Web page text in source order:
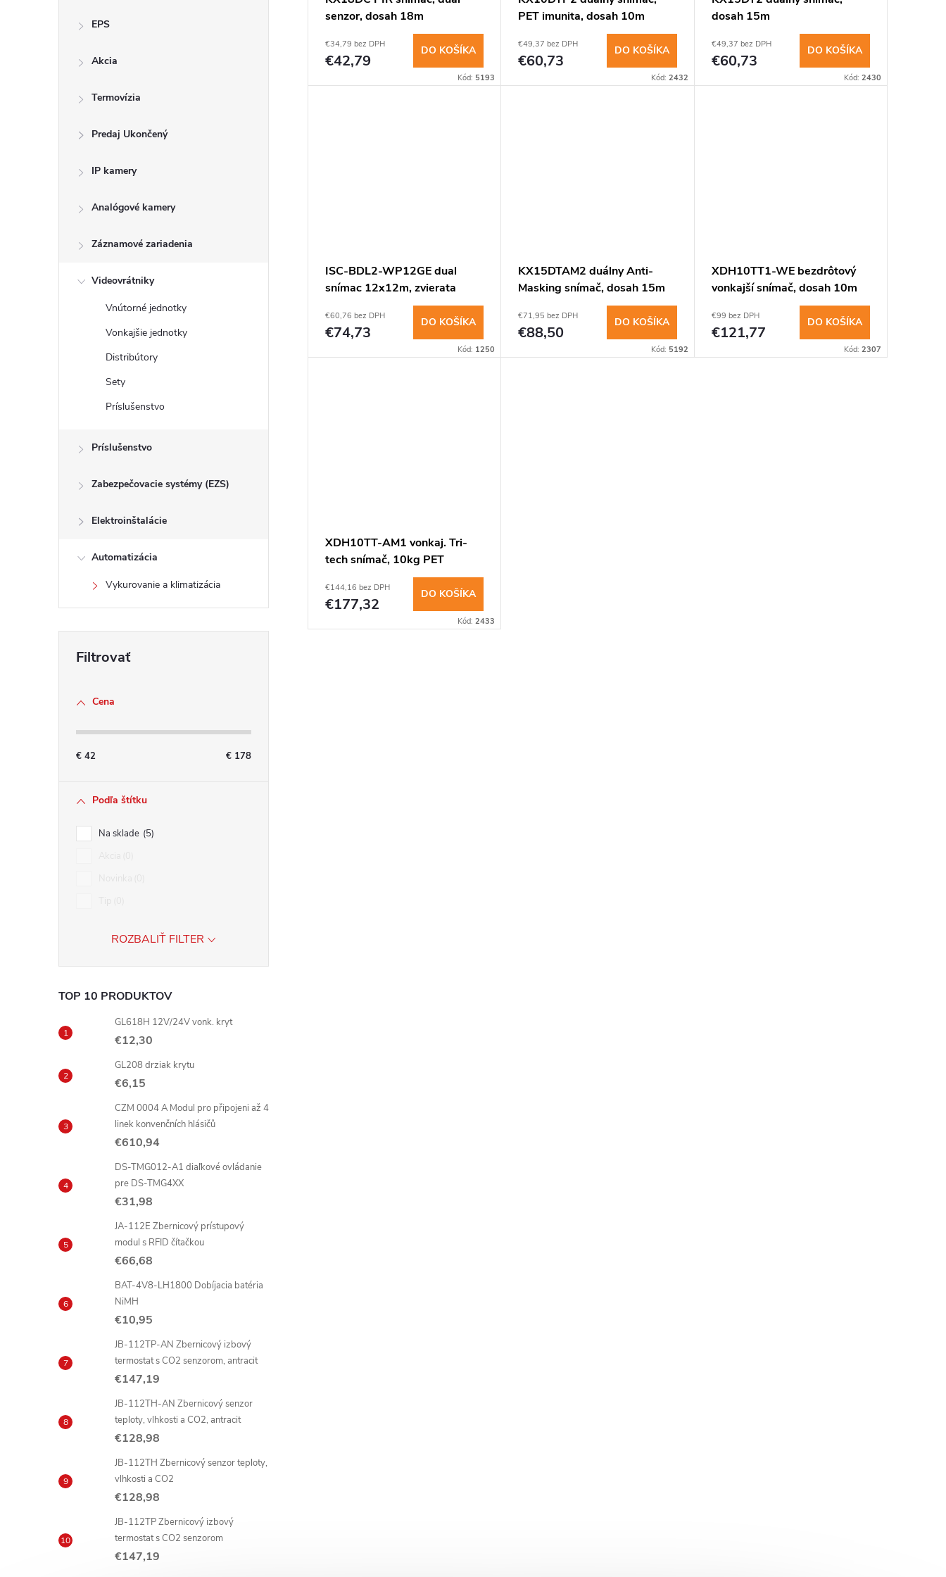
EPS
Akcia
Termovízia
Predaj Ukončený
IP kamery
Analógové kamery
Záznamové zariadenia
Videovrátniky
Vnútorné jednotky
Vonkajšie jednotky
Distribútory
Sety
Príslušenstvo
Príslušenstvo
Zabezpečovacie systémy (EZS)
Elektroinštalácie
Automatizácia
Vykurovanie a klimatizácia
Cena
€ 42 € 178
Podľa štítku
Na sklade 5
ROZBALIŤ FILTER
TOP 10 PRODUKTOV
GL618H 12V/24V vonk. kryt
€12,30
GL208 drziak krytu
€6,15
CZM 0004 A Modul pro připojeni až 4
linek konvenčních hlásičů
€610,94
DS-TMG012-A1 diaľkové ovládanie
pre DS-TMG4XX
€31,98
JA-112E Zbernicový prístupový
modul s RFID čítačkou
€66,68
BAT-4V8-LH1800 Dobíjacia batéria
NiMH
€10,95
JB-112TP-AN Zbernicový izbový
termostat s CO2 senzorom, antracit
€147,19
JB-112TH-AN Zbernicový senzor
teploty, vlhkosti a CO2, antracit
€128,98
JB-112TH Zbernicový senzor teploty,
vlhkosti a CO2
€128,98
JB-112TP Zbernicový izbový
termostat s CO2 senzorom
€147,19
d
o
senzor, dosah 18m
€34,79 bez DPH
€42,79
DO KOŠÍKA
Kód: 5193
PET imunita, dosah 10m
€49,37 bez DPH
€60,73
DO KOŠÍKA
Kód: 2432
dosah 15m
€49,37 bez DPH
€60,73
DO KOŠÍKA
Kód: 2430
ISC-BDL2-WP12GE dual
snímac 12x12m, zvierata
€60,76 bez DPH
€74,73
DO KOŠÍKA
Kód: 1250
KX15DTAM2 duálny Anti-
Masking snímač, dosah 15m
€71,95 bez DPH
€88,50
DO KOŠÍKA
Kód: 5192
XDH10TT1-WE bezdrôtový
vonkajší snímač, dosah 10m
€99 bez DPH
€121,77
DO KOŠÍKA
Kód: 2307
XDH10TT-AM1 vonkaj. Tri-
tech snímač, 10kg PET
imunita, dosah 10m
€144,16 bez DPH
€177,32
DO KOŠÍKA
Kód:2433
www.insomnium.sk - Chat